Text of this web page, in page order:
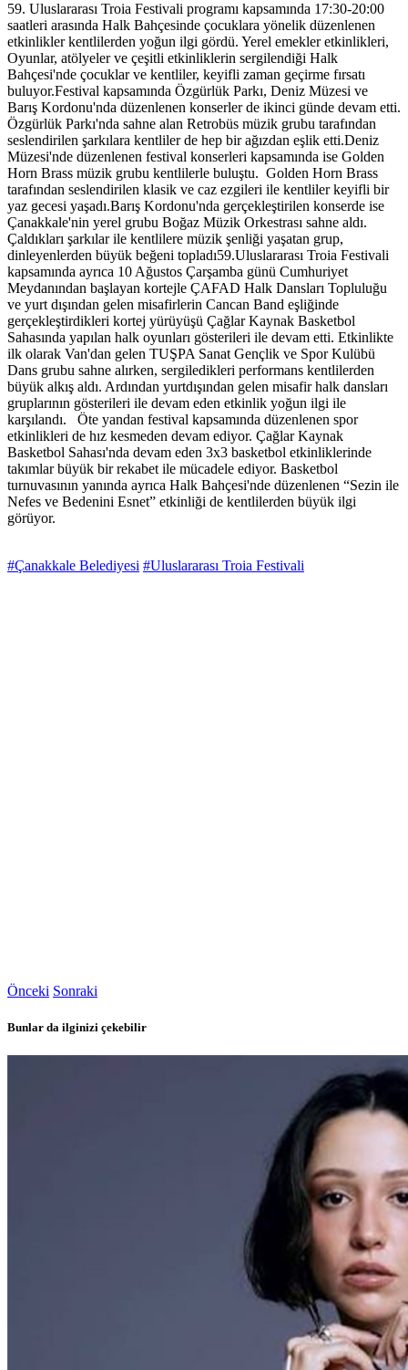
59. Uluslararası Troia Festivali programı kapsamında 17:30-20:00
saatleri arasında Halk Bahçesinde çocuklara yönelik düzenlenen
etkinlikler kentlilerden yoğun ilgi gördü. Yerel emekler etkinlikleri,
Oyunlar, atölyeler ve çeşitli etkinliklerin sergilendiği Halk
Bahçesi'nde çocuklar ve kentliler, keyifli zaman geçirme fırsatı
buluyor.Festival kapsamında Özgürlük Parkı, Deniz Müzesi ve
Barış Kordonu'nda düzenlenen konserler de ikinci günde devam etti.
Özgürlük Parkı'nda sahne alan Retrobüs müzik grubu tarafından
seslendirilen şarkılara kentliler de hep bir ağızdan eşlik etti.Deniz
Müzesi'nde düzenlenen festival konserleri kapsamında ise Golden
Horn Brass müzik grubu kentlilerle buluştu. Golden Horn Brass
tarafından seslendirilen klasik ve caz ezgileri ile kentliler keyifli bir
yaz gecesi yaşadı.Barış Kordonu'nda gerçekleştirilen konserde ise
Çanakkale'nin yerel grubu Boğaz Müzik Orkestrası sahne aldı.
Çaldıkları şarkılar ile kentlilere müzik şenliği yaşatan grup,
dinleyenlerden büyük beğeni topladı59.Uluslararası Troia Festivali
kapsamında ayrıca 10 Ağustos Çarşamba günü Cumhuriyet
Meydanından başlayan kortejle ÇAFAD Halk Dansları Topluluğu
ve yurt dışından gelen misafirlerin Cancan Band eşliğinde
gerçekleştirdikleri kortej yürüyüşü Çağlar Kaynak Basketbol
Sahasında yapılan halk oyunları gösterileri ile devam etti. Etkinlikte
ilk olarak Van'dan gelen TUŞPA Sanat Gençlik ve Spor Kulübü
Dans grubu sahne alırken, sergiledikleri performans kentlilerden
büyük alkış aldı. Ardından yurtdışından gelen misafir halk dansları
gruplarının gösterileri ile devam eden etkinlik yoğun ilgi ile
karşılandı. Öte yandan festival kapsamında düzenlenen spor
etkinlikleri de hız kesmeden devam ediyor. Çağlar Kaynak
Basketbol Sahası'nda devam eden 3x3 basketbol etkinliklerinde
takımlar büyük bir rekabet ile mücadele ediyor. Basketbol
turnuvasının yanında ayrıca Halk Bahçesi'nde düzenlenen “Sezin ile
Nefes ve Bedenini Esnet” etkinliği de kentlilerden büyük ilgi
görüyor.
#Çanakkale Belediyesi #Uluslararası Troia Festivali
Önceki Sonraki
Bunlar da ilginizi çekebilir